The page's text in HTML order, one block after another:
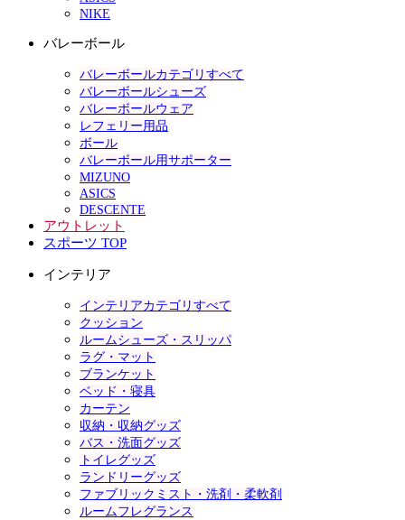
NIKE
バレーボール
バレーボールカテゴリすべて
バレーボールシューズ
バレーボールウェア
レフェリー用品
ボール
バレーボール用サポーター
MIZUNO
ASICS
DESCENTE
アウトレット
スポーツ TOP
インテリア
インテリアカテゴリすべて
クッション
ルームシューズ・スリッパ
ラグ・マット
ブランケット
ベッド・寝具
カーテン
収納・収納グッズ
バス・洗面グッズ
トイレグッズ
ランドリーグッズ
ファブリックミスト・洗剤・柔軟剤
ルームフレグランス